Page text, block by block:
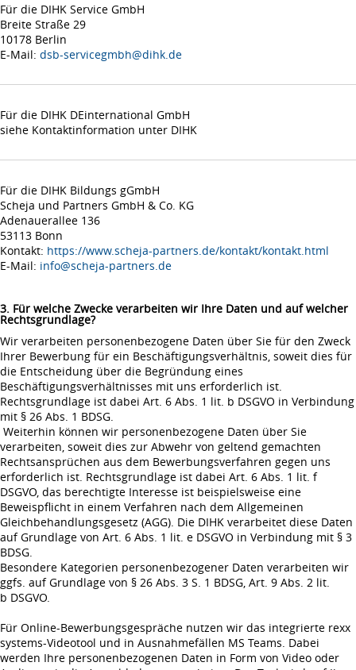
Für die DIHK Service GmbH
Breite Straße 29
10178 Berlin
E-Mail: dsb-servicegmbh@dihk.de
Für die DIHK DEinternational GmbH
siehe Kontaktinformation unter DIHK
Für die DIHK Bildungs gGmbH
Scheja und Partners GmbH & Co. KG
Adenauerallee 136
53113 Bonn
Kontakt: https://www.scheja-partners.de/kontakt/kontakt.html
E-Mail: info@scheja-partners.de
3. Für welche Zwecke verarbeiten wir Ihre Daten und auf welcher
Rechtsgrundlage?
Wir verarbeiten personenbezogene Daten über Sie für den Zweck
Ihrer Bewerbung für ein Beschäftigungsverhältnis, soweit dies für
die Entscheidung über die Begründung eines
Beschäftigungsverhältnisses mit uns erforderlich ist.
Rechtsgrundlage ist dabei Art. 6 Abs. 1 lit. b DSGVO in Verbindung
mit § 26 Abs. 1 BDSG.
Weiterhin können wir personenbezogene Daten über Sie
verarbeiten, soweit dies zur Abwehr von geltend gemachten
Rechtsansprüchen aus dem Bewerbungsverfahren gegen uns
erforderlich ist. Rechtsgrundlage ist dabei Art. 6 Abs. 1 lit. f
DSGVO, das berechtigte Interesse ist beispielsweise eine
Beweispflicht in einem Verfahren nach dem Allgemeinen
Gleichbehandlungsgesetz (AGG). Die DIHK verarbeitet diese Daten
auf Grundlage von Art. 6 Abs. 1 lit. e DSGVO in Verbindung mit § 3
BDSG.
Besondere Kategorien personenbezogener Daten verarbeiten wir
ggfs. auf Grundlage von § 26 Abs. 3 S. 1 BDSG, Art. 9 Abs. 2 lit.
b DSGVO.
Für Online-Bewerbungsgespräche nutzen wir das integrierte rexx
systems-Videotool und in Ausnahmefällen MS Teams. Dabei
werden Ihre personenbezogenen Daten in Form von Video oder